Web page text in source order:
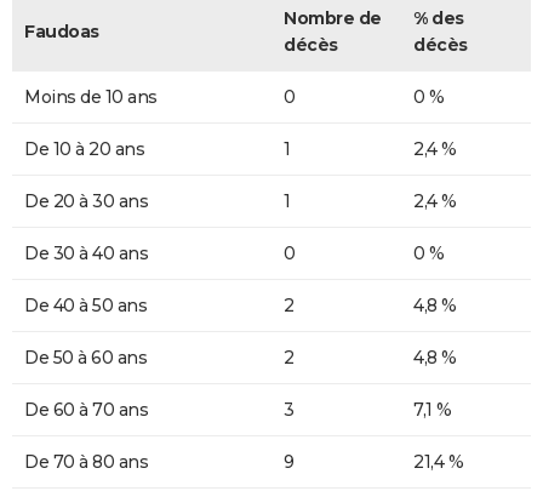
Faudoas
Nombre de
décès
% des
décès
Moins de 10 ans 0 0 %
De 10 à 20 ans 1 2,4 %
De 20 à 30 ans 1 2,4 %
De 30 à 40 ans 0 0 %
De 40 à 50 ans 2 4,8 %
De 50 à 60 ans 2 4,8 %
De 60 à 70 ans 3 7,1 %
De 70 à 80 ans 9 21,4 %